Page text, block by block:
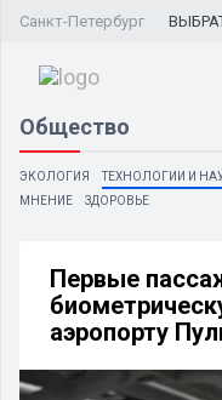
Санкт-Петербург
Общество
ЭКОЛОГИЯ ТЕХНОЛОГИИ И
МНЕНИЕ
ЗДОРОВЬЕ
Первые
аэропорту